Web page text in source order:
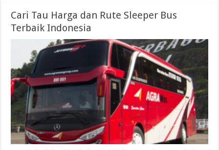
Cari Tau Harga dan Rute Sleeper Bus
Terbaik Indonesia